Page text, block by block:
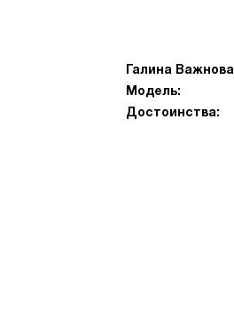
Галина Важнова
Модель:
Достоинства: